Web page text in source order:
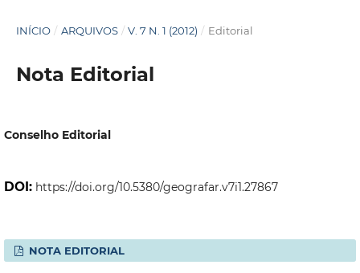
INÍCIO / ARQUIVOS / V. 7 N. 1 (2012) / Editorial
Nota Editorial
Conselho Editorial
DOI: https://doi.org/10.5380/geografar.v7i1.27867
NOTA EDITORIAL